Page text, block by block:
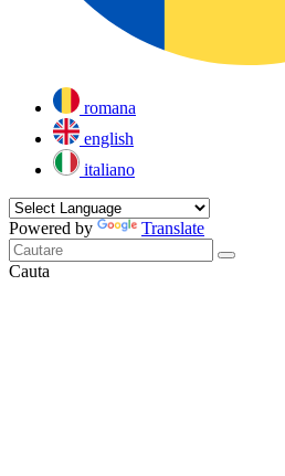
romana
english
italiano
Powered by Translate
Cauta